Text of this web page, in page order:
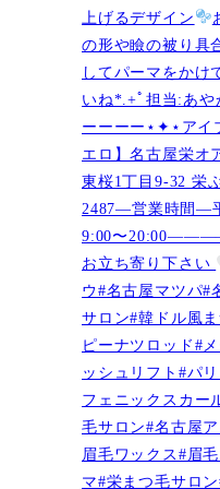
上げるデザイン
の形や瞼の被り具
してパーマをかけ
いね︎︎︎*.+ﾟ担当:あ
ーーーー⋆✦⋆アイ
エロ】名古屋栄オ
東桜1丁目9-32 栄
2487—営業時間—
9:00〜
お立ち寄り下さい
ウ#名古屋マツパ#
サロン#韓ドル風
ピーナツロッド#
ッシュリフト#パ
フェニックスカー
毛サロン#名古屋
眉毛ワックス#眉
マ#栄まつ毛サロ